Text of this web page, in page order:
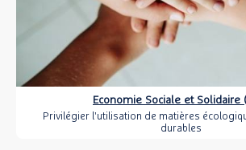
Economie Sociale et Solidaire
Privilégier l'utilisation de matières
durables